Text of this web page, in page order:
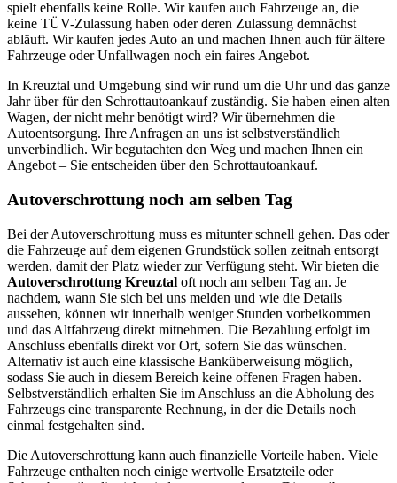
spielt ebenfalls keine Rolle. Wir kaufen auch Fahrzeuge an, die
keine TÜV-Zulassung haben oder deren Zulassung demnächst
abläuft. Wir kaufen jedes Auto an und machen Ihnen auch für ältere
Fahrzeuge oder Unfallwagen noch ein faires Angebot.
In Kreuztal und Umgebung sind wir rund um die Uhr und das ganze
Jahr über für den Schrottautoankauf zuständig. Sie haben einen alten
Wagen, der nicht mehr benötigt wird? Wir übernehmen die
Autoentsorgung. Ihre Anfragen an uns ist selbstverständlich
unverbindlich. Wir begutachten den Weg und machen Ihnen ein
Angebot – Sie entscheiden über den Schrottautoankauf.
Autoverschrottung noch am selben Tag
Bei der Autoverschrottung muss es mitunter schnell gehen. Das oder
die Fahrzeuge auf dem eigenen Grundstück sollen zeitnah entsorgt
werden, damit der Platz wieder zur Verfügung steht. Wir bieten die
Autoverschrottung Kreuztal oft noch am selben Tag an. Je
nachdem, wann Sie sich bei uns melden und wie die Details
aussehen, können wir innerhalb weniger Stunden vorbeikommen
und das Altfahrzeug direkt mitnehmen. Die Bezahlung erfolgt im
Anschluss ebenfalls direkt vor Ort, sofern Sie das wünschen.
Alternativ ist auch eine klassische Banküberweisung möglich,
sodass Sie auch in diesem Bereich keine offenen Fragen haben.
Selbstverständlich erhalten Sie im Anschluss an die Abholung des
Fahrzeugs eine transparente Rechnung, in der die Details noch
einmal festgehalten sind.
Die Autoverschrottung kann auch finanzielle Vorteile haben. Viele
Fahrzeuge enthalten noch einige wertvolle Ersatzteile oder